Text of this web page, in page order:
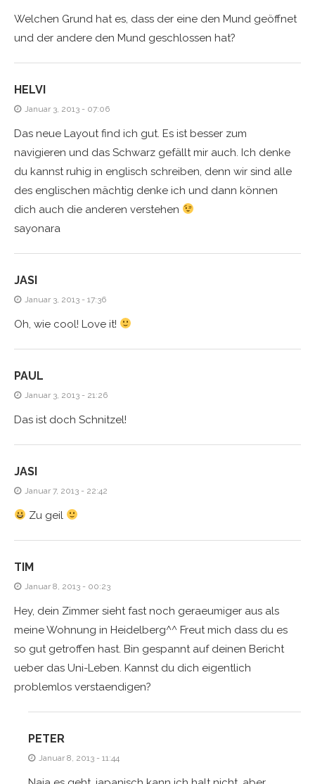
Welchen Grund hat es, dass der eine den Mund geöffnet
und der andere den Mund geschlossen hat?
HELVI
Januar 3, 2013 - 07:06
Das neue Layout find ich gut. Es ist besser zum
navigieren und das Schwarz gefällt mir auch. Ich denke
du kannst ruhig in englisch schreiben, denn wir sind alle
des englischen mächtig denke ich und dann können
dich auch die anderen verstehen
sayonara
JASI
Januar 3, 2013 - 17:36
Oh, wie cool! Love it!
PAUL
Januar 3, 2013 - 21:26
Das ist doch Schnitzel!
JASI
Januar 7, 2013 - 22:42
Zu geil
TIM
Januar 8, 2013 - 00:23
Hey, dein Zimmer sieht fast noch geraeumiger aus als
meine Wohnung in Heidelberg^^ Freut mich dass du es
so gut getroffen hast. Bin gespannt auf deinen Bericht
ueber das Uni-Leben. Kannst du dich eigentlich
problemlos verstaendigen?
PETER
Januar 8, 2013 - 11:44